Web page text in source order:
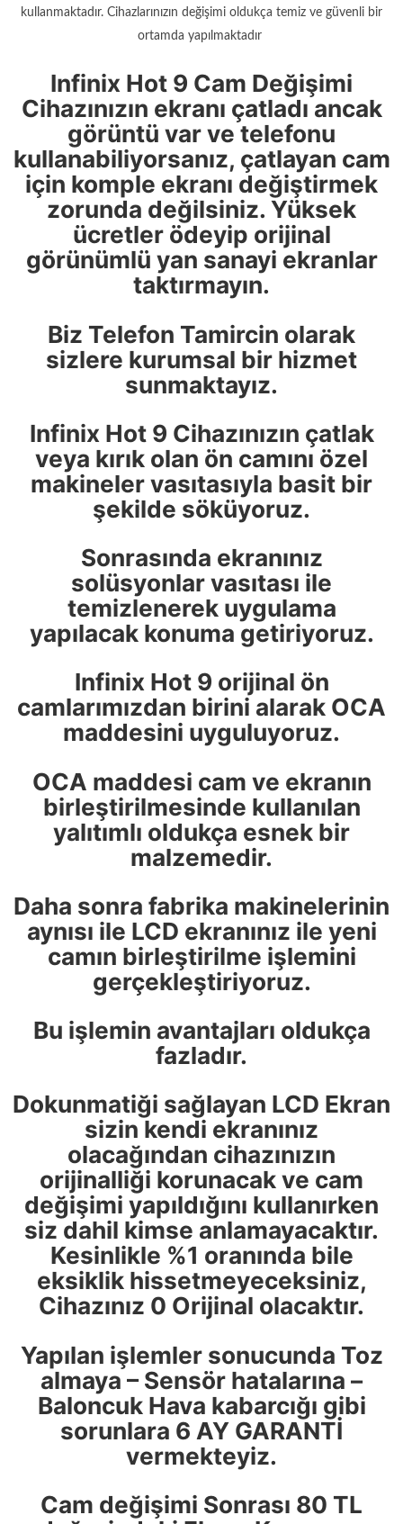
kullanmaktadır. Cihazlarınızın değişimi oldukça temiz ve güvenli bir
ortamda yapılmaktadır
Infinix Hot 9 Cam Değişimi
Cihazınızın ekranı çatladı ancak
görüntü var ve telefonu
kullanabiliyorsanız, çatlayan cam
için komple ekranı değiştirmek
zorunda değilsiniz. Yüksek
ücretler ödeyip orijinal
görünümlü yan sanayi ekranlar
taktırmayın.
Biz Telefon Tamircin olarak
sizlere kurumsal bir hizmet
sunmaktayız.
Infinix Hot 9 Cihazınızın çatlak
veya kırık olan ön camını özel
makineler vasıtasıyla basit bir
şekilde söküyoruz.
Sonrasında ekranınız
solüsyonlar vasıtası ile
temizlenerek uygulama
yapılacak konuma getiriyoruz.
Infinix Hot 9 orijinal ön
camlarımızdan birini alarak OCA
maddesini uyguluyoruz.
OCA maddesi cam ve ekranın
birleştirilmesinde kullanılan
yalıtımlı oldukça esnek bir
malzemedir.
Daha sonra fabrika makinelerinin
aynısı ile LCD ekranınız ile yeni
camın birleştirilme işlemini
gerçekleştiriyoruz.
Bu işlemin avantajları oldukça
fazladır.
Dokunmatiği sağlayan LCD Ekran
sizin kendi ekranınız
olacağından cihazınızın
orijinalliği korunacak ve cam
değişimi yapıldığını kullanırken
siz dahil kimse anlamayacaktır.
Kesinlikle %1 oranında bile
eksiklik hissetmeyeceksiniz,
Cihazınız 0 Orijinal olacaktır.
Yapılan işlemler sonucunda Toz
almaya – Sensör hatalarına –
Baloncuk Hava kabarcığı gibi
sorunlara 6 AY GARANTİ
vermekteyiz.
Cam değişimi Sonrası 80 TL